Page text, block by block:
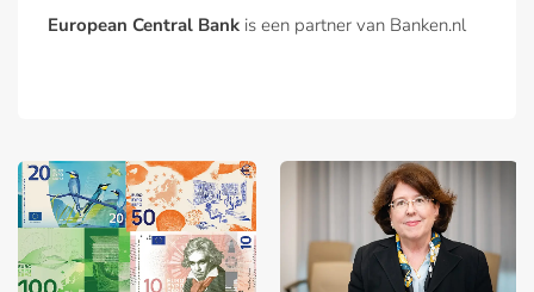
European Central Bank is een partner van Banken.nl